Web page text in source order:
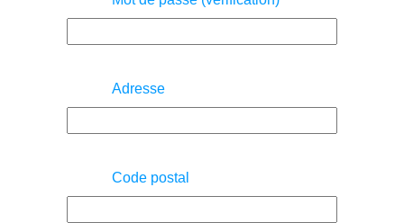
Adresse
Code postal